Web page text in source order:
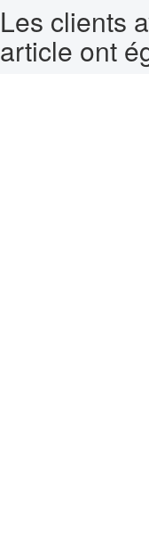
Les clients
article ont